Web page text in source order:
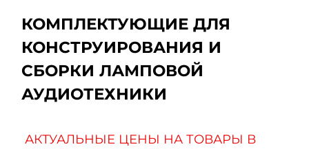
КОМПЛЕКТУЮЩИЕ ДЛЯ
КОНСТРУИРОВАНИЯ И
СБОРКИ ЛАМПОВОЙ
АУДИОТЕХНИКИ
АКТУАЛЬНЫЕ ЦЕНЫ НА ТОВАРЫ В